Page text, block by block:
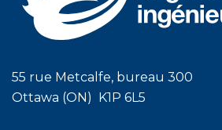
55 rue Metcalfe, bureau 300
Ottawa (ON) K1P 6L5